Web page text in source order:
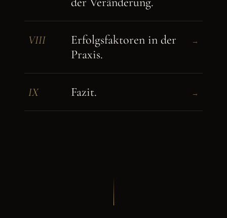
VIII
Erfolgsfaktoren in der
Praxis.
→
IX Fazit. →